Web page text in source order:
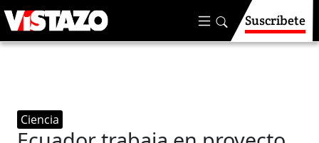
Suscríbete
Ciencia